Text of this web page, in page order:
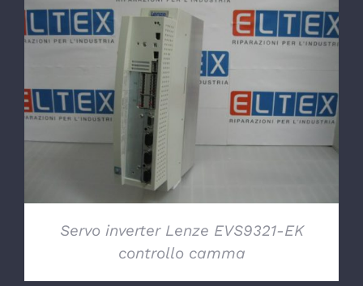
DETTAGLI
Servo inverter Lenze EVS9321-EK
controllo camma